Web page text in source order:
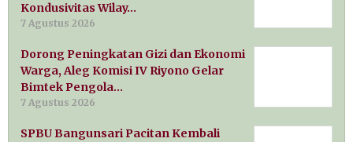
Kondusivitas Wilay…
7 Agustus 2026
Dorong Peningkatan Gizi dan Ekonomi
Warga, Aleg Komisi IV Riyono Gelar
Bimtek Pengola…
7 Agustus 2026
SPBU Bangunsari Pacitan Kembali